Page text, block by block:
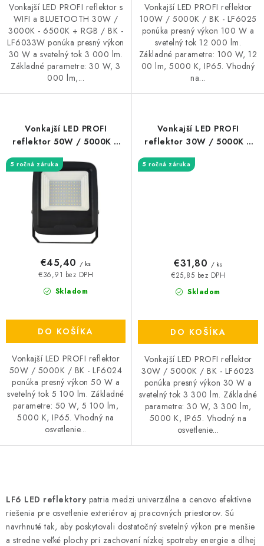
Vonkajší LED PROFI reflektor s
WIFI a BLUETOOTH 30W /
3000K - 6500K + RGB / BK -
LF6033W ponúka presný výkon
30 W a svetelný tok 3 000 lm.
Základné parametre: 30 W, 3
000 lm,...
Vonkajší LED PROFI reflektor
100W / 5000K / BK - LF6025
ponúka presný výkon 100 W a
svetelný tok 12 000 lm.
Základné parametre: 100 W, 12
00 lm, 5000 K, IP65. Vhodný
na...
Vonkajší LED PROFI
reflektor 50W / 5000K /
BK - LF6024
5 ročná záruka
Skladom
€36,91 bez DPH
€45,40 / ks
DO KOŠÍKA
Vonkajší LED PROFI reflektor
50W / 5000K / BK - LF6024
ponúka presný výkon 50 W a
svetelný tok 5 100 lm. Základné
parametre: 50 W, 5 100 lm,
5000 K, IP65. Vhodný na
osvetlenie...
Vonkajší LED PROFI
reflektor 30W / 5000K /
BK - LF6023
5 ročná záruka
Skladom
€25,85 bez DPH
€31,80 / ks
DO KOŠÍKA
Vonkajší LED PROFI reflektor
30W / 5000K / BK - LF6023
ponúka presný výkon 30 W a
svetelný tok 3 300 lm. Základné
parametre: 30 W, 3 300 lm,
5000 K, IP65. Vhodný na
osvetlenie...
v
l
á
LF6 LED reflektory patria medzi univerzálne a cenovo efektívne
riešenia pre osvetlenie exteriérov aj pracovných priestorov. Sú
navrhnuté tak, aby poskytovali dostatočný svetelný výkon pre menšie
a stredne veľké plochy pri zachovaní nízkej spotreby energie a dlhej